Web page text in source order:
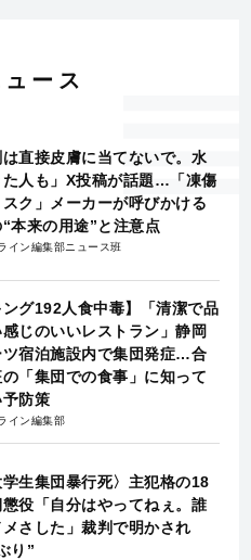
ュース
は直接皮膚に当てないで。水
た人も」X投稿が話題…「凍傷
ク」メーカーが呼びかける
本来の用途”と注意点
イン編集部ニュース班
ング192人食中毒】「清潔で品
じのいいレストラン」静岡
ツ宿泊施設内で集団発症…合
「集団での食事」に知って
防策
イン編集部
学生集団暴行死〉主犯格の18
懲役「自分はやってねぇ。誰
さした」裁判で明かされ
り”